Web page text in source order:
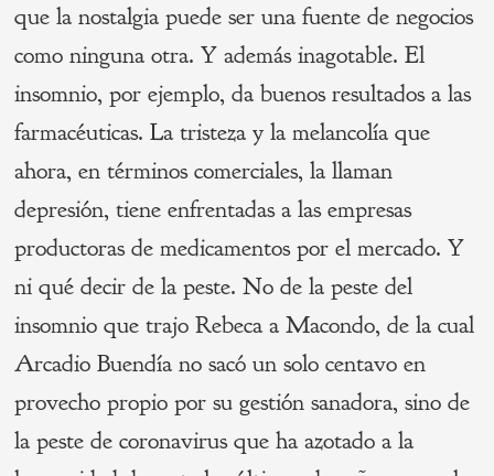
que la nostalgia puede ser una fuente de negocios
como ninguna otra. Y además inagotable. El
insomnio, por ejemplo, da buenos resultados a las
farmacéuticas. La tristeza y la melancolía que
ahora, en términos comerciales, la llaman
depresión, tiene enfrentadas a las empresas
productoras de medicamentos por el mercado. Y
ni qué decir de la peste. No de la peste del
insomnio que trajo Rebeca a Macondo, de la cual
Arcadio Buendía no sacó un solo centavo en
provecho propio por su gestión sanadora, sino de
la peste de coronavirus que ha azotado a la